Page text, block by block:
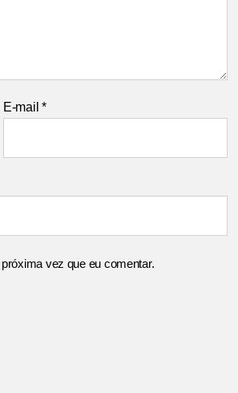
E-mail*
vez que eu comentar.